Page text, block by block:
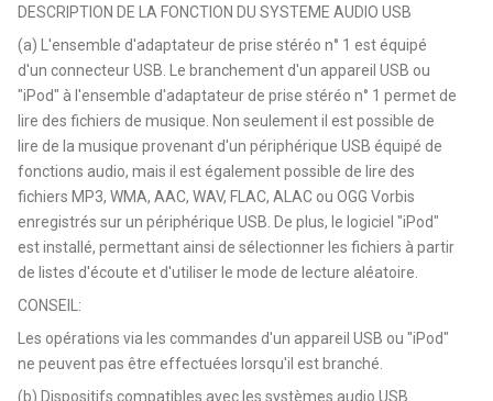
DESCRIPTION DE LA FONCTION DU SYSTEME AUDIO USB
(a) L'ensemble d'adaptateur de prise stéréo n° 1 est équipé
d'un connecteur USB. Le branchement d'un appareil USB ou
"iPod" à l'ensemble d'adaptateur de prise stéréo n° 1 permet de
lire des fichiers de musique. Non seulement il est possible de
lire de la musique provenant d'un périphérique USB équipé de
fonctions audio, mais il est également possible de lire des
fichiers MP3, WMA, AAC, WAV, FLAC, ALAC ou OGG Vorbis
enregistrés sur un périphérique USB. De plus, le logiciel "iPod"
est installé, permettant ainsi de sélectionner les fichiers à partir
de listes d'écoute et d'utiliser le mode de lecture aléatoire.
CONSEIL:
Les opérations via les commandes d'un appareil USB ou "iPod"
ne peuvent pas être effectuées lorsqu'il est branché.
(b) Dispositifs compatibles avec les systèmes audio USB